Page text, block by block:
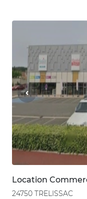
Location
24750 TRELISSAC